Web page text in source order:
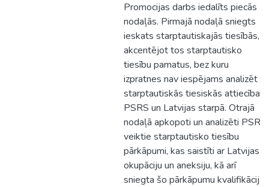
Promocijas darbs iedalīts piecās
nodaļās. Pirmajā nodaļā sniegts
ieskats starptautiskajās tiesībās,
akcentējot tos starptautisko
tiesību pamatus, bez kuru
izpratnes nav iespējams analizēt
starptautiskās tiesiskās attiecības
PSRS un Latvijas starpā. Otrajā
nodaļā apkopoti un analizēti PSRS
veiktie starptautisko tiesību
pārkāpumi, kas saistīti ar Latvijas
okupāciju un aneksiju, kā arī
sniegta šo pārkāpumu kvalifikācija.